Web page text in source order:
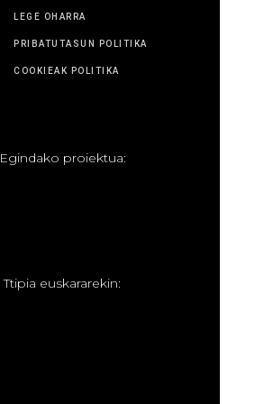
LEGE OHARRA
PRIBATUTASUN POLITIKA
COOKIEAK POLITIKA
Egindako proiektua:
Ttipia euskararekin: